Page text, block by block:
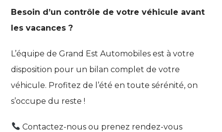
Besoin d’un contrôle de votre véhicule avant
les vacances ?
L’équipe de Grand Est Automobiles est à votre
disposition pour un bilan complet de votre
véhicule. Profitez de l’été en toute sérénité, on
s’occupe du reste !
Contactez-nous ou prenez rendez-vous